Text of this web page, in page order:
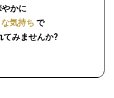
かに
気持ち で
てみませんか?